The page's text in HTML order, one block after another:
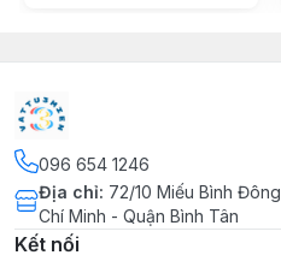
công trình.
- Cố định các chi tiết trong
thất.
- Lắp đặt bảng hiệu, hệ
096 654 1246
Địa chỉ: 72/10 Miếu Bình
Chí Minh - Quận Bình Tân
Kết nối